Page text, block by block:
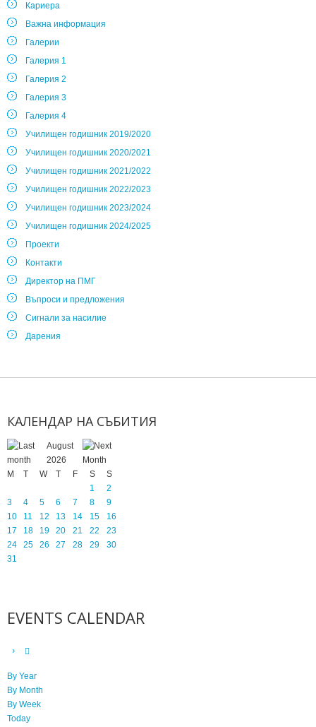
Кариера
Важна информация
Галерии
Галерия 1
Галерия 2
Галерия 3
Галерия 4
Училищен годишник 2019/2020
Училищен годишник 2020/2021
Училищен годишник 2021/2022
Училищен годишник 2022/2023
Училищен годишник 2023/2024
Училищен годишник 2024/2025
Проекти
Контакти
Директор на ПМГ
Въпроси и предложения
Сигнали за насилие
Дарения
КАЛЕНДАР НА СЪБИТИЯ
August
2026
M
T W T F S
S
1
2
3
4 5 6 7 8
9
10
11 12 13 14 15
16
17
18 19 20 21 22
23
24
25 26 27 28 29
30
31
EVENTS CALENDAR
By Year
By Month
By Week
Today